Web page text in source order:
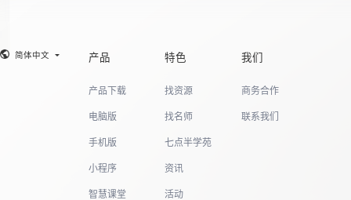
简体中文 产品
产品下载
电脑版
手机版
小程序
智慧课堂
特色
找资源
找名师
七点半学苑
资讯
活动
我们
商务合作
联系我们